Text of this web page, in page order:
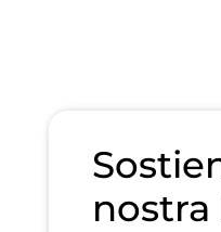
nostra